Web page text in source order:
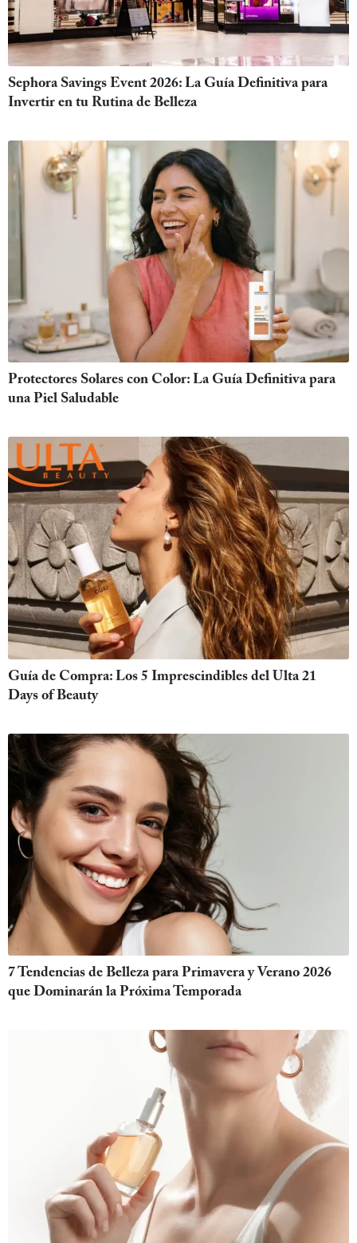
Sephora Savings Event 2026: La Guía Definitiva para
Invertir en tu Rutina de Belleza
Protectores Solares con Color: La Guía Definitiva para
una Piel Saludable
Guía de Compra: Los 5 Imprescindibles del Ulta 21
Days of Beauty
7 Tendencias de Belleza para Primavera y Verano 2026
que Dominarán la Próxima Temporada